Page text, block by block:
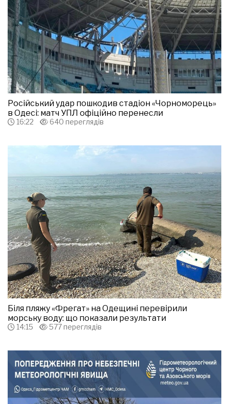
Російський удар пошкодив стадіон «Чорноморець»
в Одесі: матч УПЛ офіційно перенесли
16:22 640 переглядів
Біля пляжу «Фрегат» на Одещині перевірили
морську воду: що показали результати
14:15 577 переглядів